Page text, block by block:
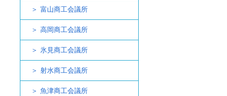
富山商工会議所
高岡商工会議所
氷見商工会議所
射水商工会議所
魚津商工会議所